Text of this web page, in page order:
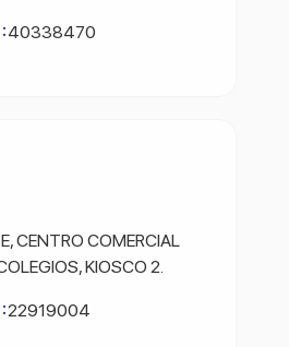
40338470
CENTRO COMERCIAL
KIOSCO 2.
22919004